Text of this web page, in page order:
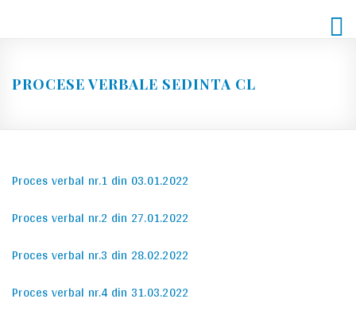
PROCESE VERBALE SEDINTA CL
Proces verbal nr.1 din 03.01.2022
Proces verbal nr.2 din 27.01.2022
Proces verbal nr.3 din 28.02.2022
Proces verbal nr.4 din 31.03.2022